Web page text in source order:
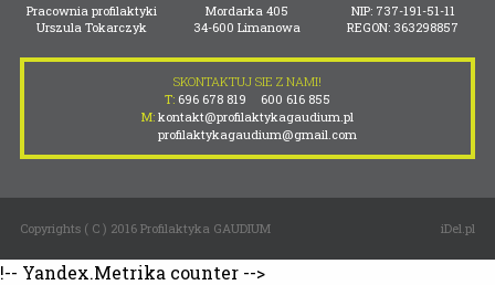
Pracownia profilaktyki
Urszula Tokarczyk
Mordarka 405
34-600 Limanowa
NIP: 737-191-51-11
REGON: 363298857
SKONTAKTUJ SIE Z NAMI!
T: 696 678 819
600 616 855
M: kontakt@profilaktykagaudium.pl
profilaktykagaudium@gmail.com
Copyrights ( C ) 2016 Profilaktyka GAUDIUM iDel.pl
!-- Yandex.Metrika counter -->